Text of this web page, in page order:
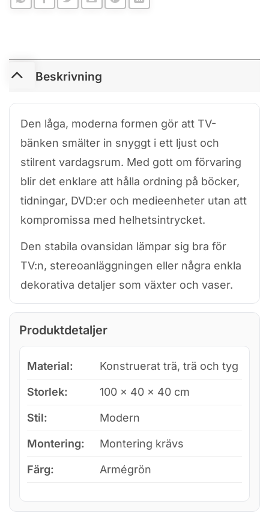
Beskrivning
Den låga, moderna formen gör att TV-
bänken smälter in snyggt i ett ljust och
stilrent vardagsrum. Med gott om förvaring
blir det enklare att hålla ordning på böcker,
tidningar, DVD:er och medieenheter utan att
kompromissa med helhetsintrycket.
Den stabila ovansidan lämpar sig bra för
TV:n, stereoanläggningen eller några enkla
dekorativa detaljer som växter och vaser.
Produktdetaljer
Material: Konstruerat trä, trä och tyg
Storlek: 100 × 40 × 40 cm
Stil: Modern
Montering: Montering krävs
Färg: Armégrön